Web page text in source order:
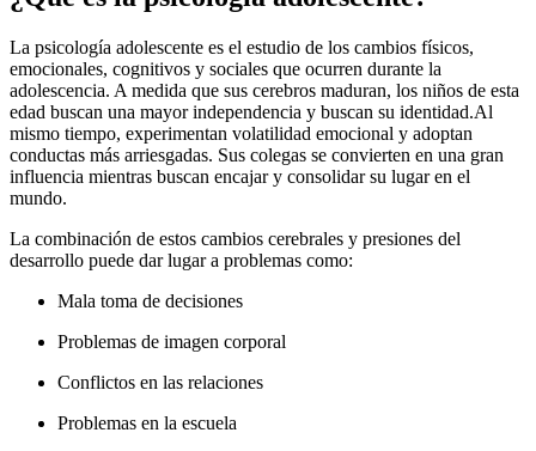
La psicología adolescente es el estudio de los cambios físicos,
emocionales, cognitivos y sociales que ocurren durante la
adolescencia. A medida que sus cerebros maduran, los niños de esta
edad buscan una mayor independencia y buscan su identidad.Al
mismo tiempo, experimentan volatilidad emocional y adoptan
conductas más arriesgadas. Sus colegas se convierten en una gran
influencia mientras buscan encajar y consolidar su lugar en el
mundo.
La combinación de estos cambios cerebrales y presiones del
desarrollo puede dar lugar a problemas como:
Mala toma de decisiones
Problemas de imagen corporal
Conflictos en las relaciones
Problemas en la escuela